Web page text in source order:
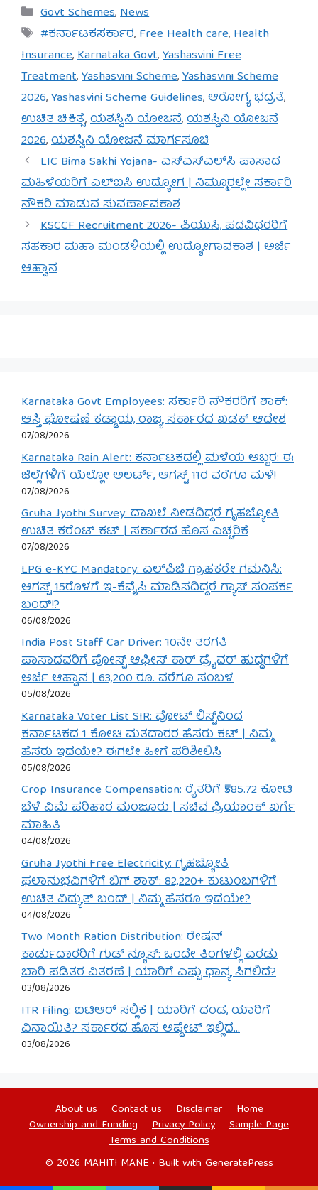
Categories
Govt Schemes,News
Tags
#ಕರ್ನಾಟಕಸರ್ಕಾರ,Free Health care,Health
Insurance,Karnataka Govt,Yashasvini Free
Treatment,Yashasvini Scheme,Yashasvini Scheme
2026,Yashasvini Scheme Guidelines,ಆರೋಗ್ಯ ಭದ್ರತೆ,
ಉಚಿತ ಚಿಕಿತ್ಸೆ,ಯಶಸ್ವಿನಿ ಯೋಜನೆ,ಯಶಸ್ವಿನಿ ಯೋಜನೆ
2026,ಯಶಸ್ವಿನಿ ಯೋಜನೆ ಮಾರ್ಗಸೂಚಿ
LIC Bima Sakhi Yojana- ಎಸ್‌ಎಸ್‌ಎಲ್‌ಸಿ ಪಾಸಾದ
ಮಹಿಳೆಯರಿಗೆ ಎಲ್‌ಐಸಿ ಉದ್ಯೋಗ | ನಿಮ್ಮೂರಲ್ಲೇ ಸರ್ಕಾರಿ
ನೌಕರಿ ಮಾಡುವ ಸುವರ್ಣಾವಕಾಶ
KSCCF Recruitment 2026- ಪಿಯುಸಿ, ಪದವಿಧರರಿಗೆ
ಸಹಕಾರ ಮಹಾ ಮಂಡಳಿಯಲ್ಲಿ ಉದ್ಯೋಗಾವಕಾಶ | ಅರ್ಜಿ
ಆಹ್ವಾನ
Karnataka Govt Employees: ಸರ್ಕಾರಿ ನೌಕರರಿಗೆ ಶಾಕ್:
ಆಸ್ತಿ ಘೋಷಣೆ ಕಡ್ಡಾಯ, ರಾಜ್ಯ ಸರ್ಕಾರದ ಖಡಕ್ ಆದೇಶ
07/08/2026
Karnataka Rain Alert: ಕರ್ನಾಟಕದಲ್ಲಿ ಮಳೆಯ ಅಬ್ಬರ: ಈ
ಜಿಲ್ಲೆಗಳಿಗೆ ಯೆಲ್ಲೋ ಅಲರ್ಟ್, ಆಗಸ್ಟ್ 11ರ ವರೆಗೂ ಮಳೆ!
07/08/2026
Gruha Jyothi Survey: ದಾಖಲೆ ನೀಡದಿದ್ದರೆ ಗೃಹಜ್ಯೋತಿ
ಉಚಿತ ಕರೆಂಟ್ ಕಟ್ | ಸರ್ಕಾರದ ಹೊಸ ಎಚ್ಚರಿಕೆ
07/08/2026
LPG e-KYC Mandatory: ಎಲ್‌ಪಿಜಿ ಗ್ರಾಹಕರೇ ಗಮನಿಸಿ:
ಆಗಸ್ಟ್ 15ರೊಳಗೆ ಇ-ಕೆವೈಸಿ ಮಾಡಿಸದಿದ್ದರೆ ಗ್ಯಾಸ್ ಸಂಪರ್ಕ
ಬಂದ್!?
06/08/2026
India Post Staff Car Driver: 10ನೇ ತರಗತಿ
ಪಾಸಾದವರಿಗೆ ಪೋಸ್ಟ್ ಆಫೀಸ್ ಕಾರ್ ಡ್ರೈವರ್ ಹುದ್ದೆಗಳಿಗೆ
ಅರ್ಜಿ ಆಹ್ವಾನ | 63,200 ರೂ. ವರೆಗೂ ಸಂಬಳ
05/08/2026
Karnataka Voter List SIR: ವೋಟ್ ಲಿಸ್ಟ್‌ನಿಂದ
ಕರ್ನಾಟಕದ 1 ಕೋಟಿ ಮತದಾರರ ಹೆಸರು ಕಟ್ | ನಿಮ್ಮ
ಹೆಸರು ಇದೆಯೇ? ಈಗಲೇ ಹೀಗೆ ಪರಿಶೀಲಿಸಿ
05/08/2026
Crop Insurance Compensation: ರೈತರಿಗೆ ₹585.72 ಕೋಟಿ
ಬೆಳೆ ವಿಮೆ ಪರಿಹಾರ ಮಂಜೂರು | ಸಚಿವ ಪ್ರಿಯಾಂಕ್ ಖರ್ಗೆ
ಮಾಹಿತಿ
04/08/2026
Gruha Jyothi Free Electricity: ಗೃಹಜ್ಯೋತಿ
ಫಲಾನುಭವಿಗಳಿಗೆ ಬಿಗ್ ಶಾಕ್: 82,220+ ಕುಟುಂಬಗಳಿಗೆ
ಉಚಿತ ವಿದ್ಯುತ್ ಬಂದ್ | ನಿಮ್ಮ ಹೆಸರೂ ಇದೆಯೇ?
04/08/2026
Two Month Ration Distribution: ರೇಷನ್
ಕಾರ್ಡುದಾರರಿಗೆ ಗುಡ್ ನ್ಯೂಸ್: ಒಂದೇ ತಿಂಗಳಲ್ಲಿ ಎರಡು
ಬಾರಿ ಪಡಿತರ ವಿತರಣೆ | ಯಾರಿಗೆ ಎಷ್ಟು ಧಾನ್ಯ ಸಿಗಲಿದೆ?
03/08/2026
ITR Filing: ಐಟಿಆರ್ ಸಲ್ಲಿಕೆ | ಯಾರಿಗೆ ದಂಡ, ಯಾರಿಗೆ
ವಿನಾಯಿತಿ? ಸರ್ಕಾರದ ಹೊಸ ಅಪ್ಡೇಟ್ ಇಲ್ಲಿದೆ…
03/08/2026
About us Contact us Disclaimer
Home
Ownership and Funding
Privacy Policy
Sample Page
Terms and Conditions
© 2026 MAHITI MANE• Built withGeneratePress